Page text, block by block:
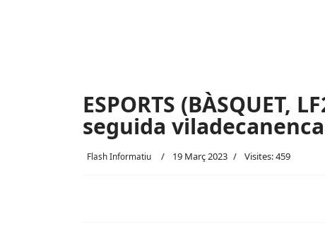
ESPORTS (BÀSQUET,
seguida viladecanenca
Flash Informatiu 19 Març 2023 Visites: 459